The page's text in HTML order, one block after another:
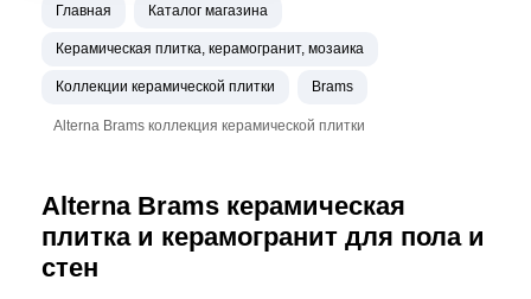
Главная Каталог магазина
Керамическая плитка, керамогранит, мозаика
Коллекции керамической плитки Brams
Alterna Brams коллекция керамической плитки
Alterna Brams керамическая
плитка и керамогранит для пола и
стен